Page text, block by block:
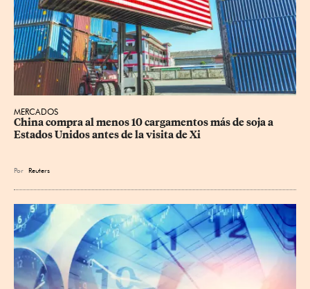
MERCADOS
China compra al menos 10 cargamentos más de soja a
Estados Unidos antes de la visita de Xi
Por Reuters